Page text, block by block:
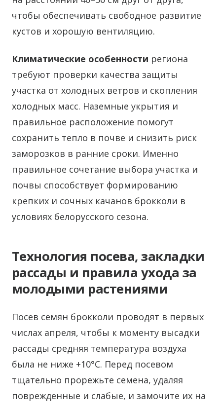
чтобы обеспечивать свободное развитие
кустов и хорошую вентиляцию.
Климатические особенности региона
требуют проверки качества защиты
участка от холодных ветров и скопления
холодных масс. Наземные укрытия и
правильное расположение помогут
сохранить тепло в почве и снизить риск
заморозков в ранние сроки. Именно
правильное сочетание выбора участка и
почвы способствует формированию
крепких и сочных качанов брокколи в
условиях белорусского сезона.
Технология посева, закладки
рассады и правила ухода за
молодыми растениями
Посев семян брокколи проводят в первых
числах апреля, чтобы к моменту высадки
рассады средняя температура воздуха
была не ниже +10°C. Перед посевом
тщательно прорежьте семена, удаляя
поврежденные и слабые, и замочите их на